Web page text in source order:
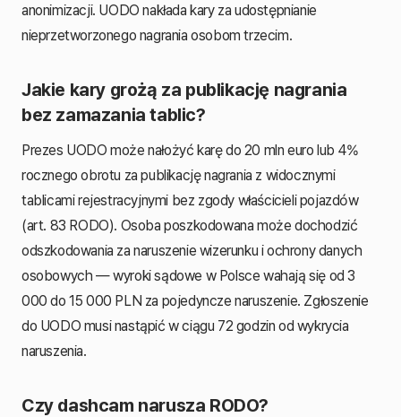
anonimizacji. UODO nakłada kary za udostępnianie
nieprzetworzonego nagrania osobom trzecim.
Jakie kary grożą za publikację nagrania
bez zamazania tablic?
Prezes UODO może nałożyć karę do 20 mln euro lub 4%
rocznego obrotu za publikację nagrania z widocznymi
tablicami rejestracyjnymi bez zgody właścicieli pojazdów
(art. 83 RODO). Osoba poszkodowana może dochodzić
odszkodowania za naruszenie wizerunku i ochrony danych
osobowych — wyroki sądowe w Polsce wahają się od 3
000 do 15 000 PLN za pojedyncze naruszenie. Zgłoszenie
do UODO musi nastąpić w ciągu 72 godzin od wykrycia
naruszenia.
Czy dashcam narusza RODO?